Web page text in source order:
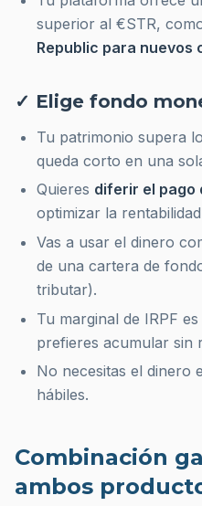
superior al €STR,
Republic para nuevos
✓ Elige fondo
Tu patrimonio supera
queda corto en una
Quieres diferir el pago
optimizar la
Vas a usar el dinero
de una cartera de
tributar).
Tu marginal de IRPF
prefieres acumular sin
No necesitas el dinero
hábiles.
Combinación
ambos